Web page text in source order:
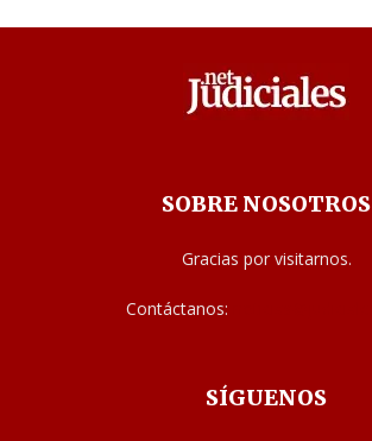
SOBRE NOSOTROS
Gracias por visitarnos.
Contáctanos:
SÍGUENOS